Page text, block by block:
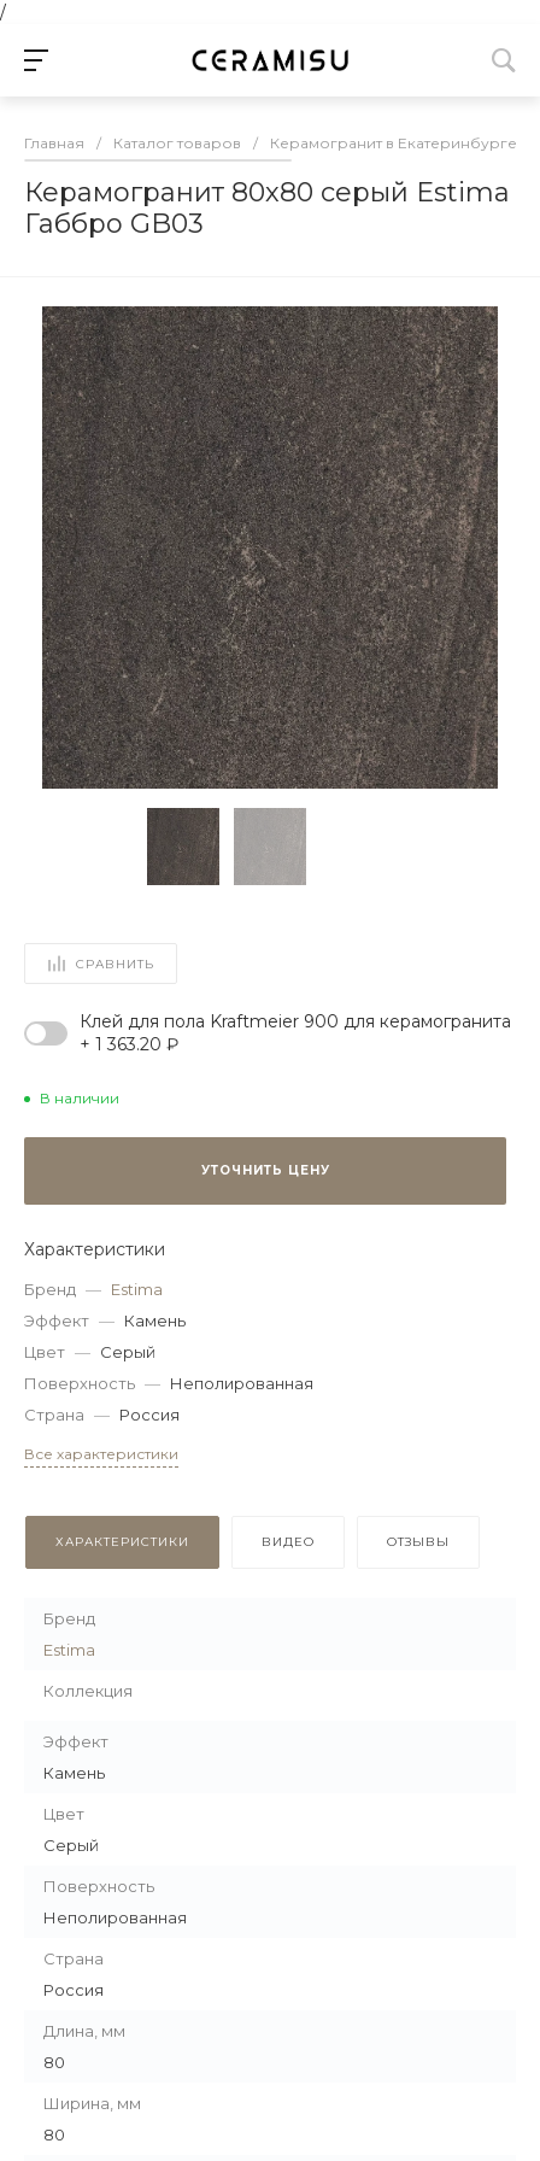
/
Главная / Каталог товаров / Керамогранит в Екатеринбурге
Керамогранит 80х80 серый Estima
Габбро GB03
СРАВНИТЬ
Клей для пола Kraftmeier 900 для керамогранита
+ 1 363.20 ₽
В наличии
УТОЧНИТЬ ЦЕНУ
Характеристики
Бренд — Estima
Эффект — Камень
Цвет — Серый
Поверхность — Неполированная
Страна — Россия
Все характеристики
ХАРАКТЕРИСТИКИ ВИДЕО ОТЗЫВЫ
Бренд
Estima
Коллекция
Эффект
Камень
Цвет
Серый
Поверхность
Неполированная
Страна
Россия
Длина, мм
80
Ширина, мм
80